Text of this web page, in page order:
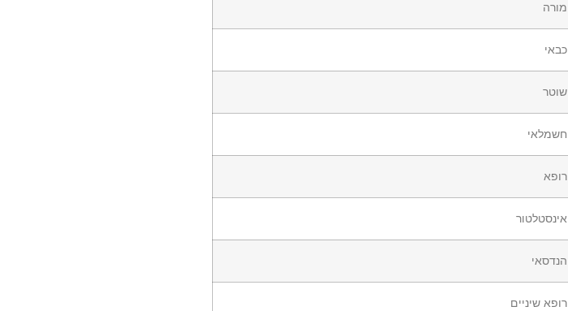
מורה
כבאי
שוטר
חשמלאי
רופא
אינסטלטור
הנדסאי
רופא שיניים